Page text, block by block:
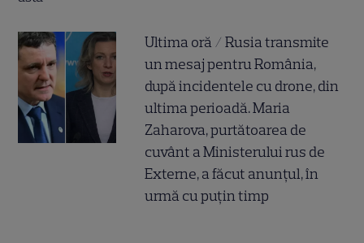
Ultima oră / Rusia transmite
un mesaj pentru România,
după incidentele cu drone, din
ultima perioadă. Maria
Zaharova, purtătoarea de
cuvânt a Ministerului rus de
Externe, a făcut anunțul, în
urmă cu puțin timp